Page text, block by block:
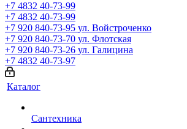
+7 4832 40-73-99
+7 4832 40-73-99
+7 920 840-73-95 ул. Войстроченко
+7 920 840-73-70 ул. Флотская
+7 920 840-73-26 ул. Галицина
+7 4832 40-73-97
Каталог
Сантехника